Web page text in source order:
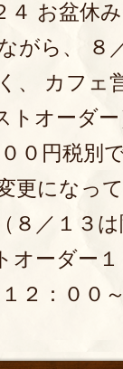
４ お盆休
がら、 ８
、 カフェ
トオーダ
０円税別
更になっ
８／１３
オーダー
２：００